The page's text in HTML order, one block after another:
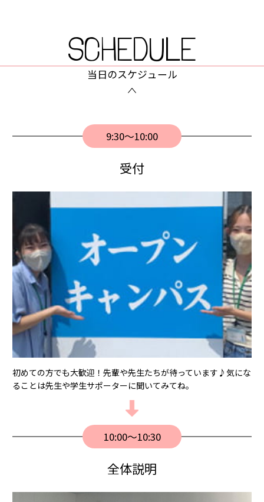
SCHEDULE
当⽇のスケジュール
9:30〜10:00
受付
初めての⽅でも⼤歓迎！先輩や先⽣たちが待っています♪気にな
ることは先⽣や学⽣サポーターに聞いてみてね。
10:00〜10:30
全体説明